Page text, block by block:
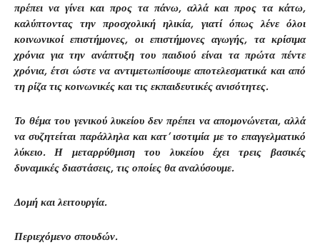
πρέπει να γίνει και προς τα πάνω, αλλά και προς τα κάτω,
καλύπτοντας την προσχολική ηλικία, γιατί όπως λένε όλοι
κοινωνικοί επιστήμονες, οι επιστήμονες αγωγής, τα κρίσιμα
χρόνια για την ανάπτυξη του παιδιού είναι τα πρώτα πέντε
χρόνια, έτσι ώστε να αντιμετωπίσουμε αποτελεσματικά και από
τη ρίζα τις κοινωνικές και τις εκπαιδευτικές ανισότητες.
Το θέμα του γενικού λυκείου δεν πρέπει να απομονώνεται, αλλά
να συζητείται παράλληλα και κατ’ ισοτιμία με το επαγγελματικό
λύκειο. Η μεταρρύθμιση του λυκείου έχει τρεις βασικές
δυναμικές διαστάσεις, τις οποίες θα αναλύσουμε.
Δομή και λειτουργία.
Περιεχόμενο σπουδών.